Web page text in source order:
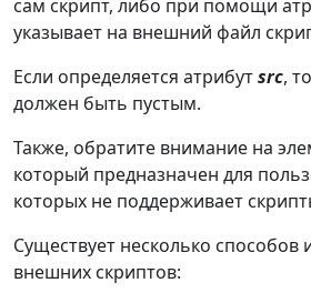
сам скрипт, либо при помощи
указывает на внешний файл
Если определяется атрибутsrc,
должен быть пустым.
Также, обратите внимание на
который предназначен для
которых не поддерживает
Существует несколько способов
внешних скриптов: